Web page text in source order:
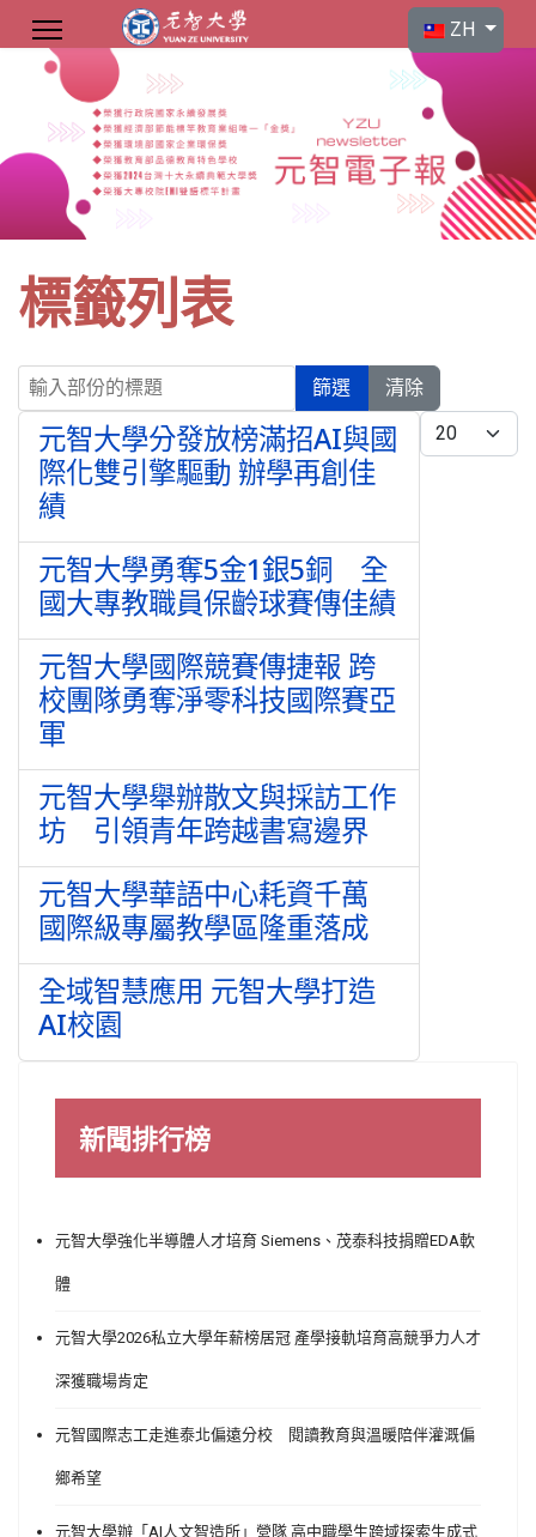
選擇你的語言
ZH
標籤列表
輸入部份的標題
篩選 清除
每頁顯示條數
元智大學分發放榜滿招AI與國
際化雙引擎驅動 辦學再創佳
績
元智大學勇奪5金1銀5銅 全
國大專教職員保齡球賽傳佳績
元智大學國際競賽傳捷報 跨
校團隊勇奪淨零科技國際賽亞
軍
元智大學舉辦散文與採訪工作
坊 引領青年跨越書寫邊界
元智大學華語中心耗資千萬
國際級專屬教學區隆重落成
全域智慧應用 元智大學打造
AI校園
新聞排行榜
元智大學強化半導體人才培育 Siemens、茂泰科技捐贈EDA軟
體
元智大學2026私立大學年薪榜居冠 產學接軌培育高競爭力人才
深獲職場肯定
元智國際志工走進泰北偏遠分校 閱讀教育與溫暖陪伴灌溉偏
鄉希望
元智大學辦「AI人文智造所」營隊 高中職學生跨域探索生成式